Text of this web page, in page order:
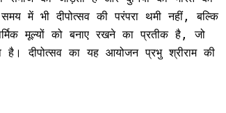
में भी दीपोत्सव की परंपरा थमी नहीं, बल्कि
मूल्यों को बनाए रखने का प्रतीक है, जो
है। दीपोत्सव का यह आयोजन प्रभु श्रीराम की